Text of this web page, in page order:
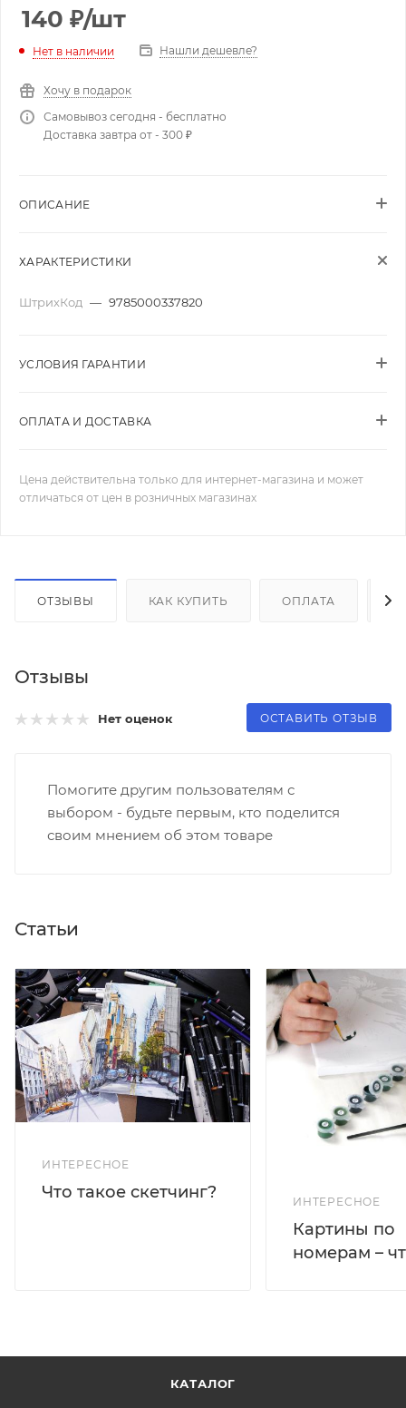
140 ₽/шт
Нет в наличии Нашли дешевле?
Хочу в подарок
Самовывоз сегодня - бесплатно
Доставка завтра от - 300 ₽
ОПИСАНИЕ
ХАРАКТЕРИСТИКИ
ШтрихКод — 9785000337820
УСЛОВИЯ ГАРАНТИИ
ОПЛАТА И ДОСТАВКА
Цена действительна только для интернет-магазина и может
отличаться от цен в розничных магазинах
ОТЗЫВЫ КАК КУПИТЬ ОПЛАТА
Отзывы
Нет оценок ОСТАВИТЬ ОТЗЫВ
Помогите другим пользователям с
выбором - будьте первым, кто поделится
своим мнением об этом товаре
Статьи
ИНТЕРЕСНОЕ
Что такое скетчинг?
ИНТЕРЕСНОЕ
Картины по
номерам –
КАТАЛОГ